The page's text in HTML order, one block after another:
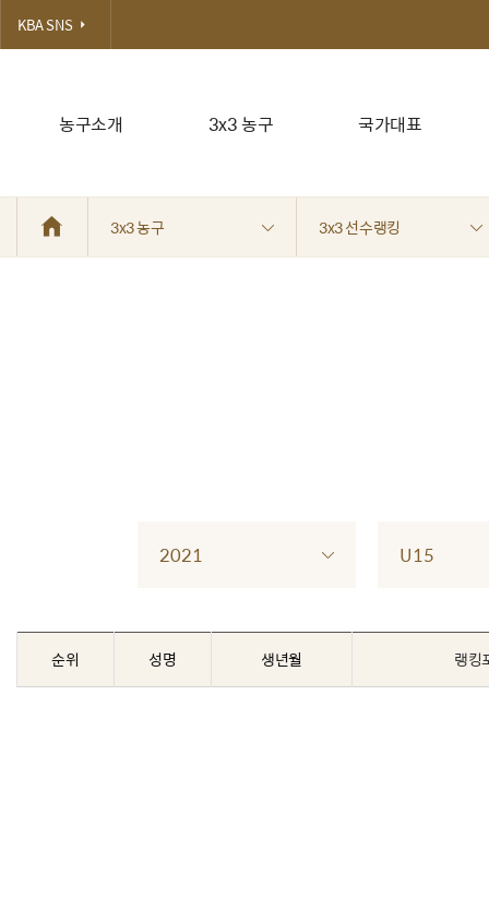
농구소개 3x3 농구 국가대표
KBA SNS
3x3 농구 3x3 선수랭킹
2021 U15
순위 성명 생년월 랭킹